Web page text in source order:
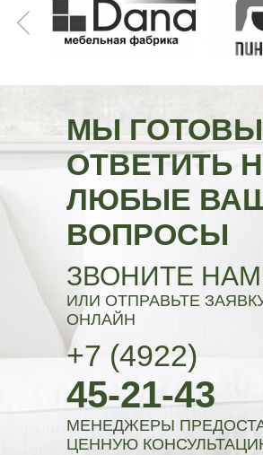
МЫ ГОТОВЫ
ОТВЕТИТЬ
ЛЮБЫЕ
ВОПРОСЫ
ЗВОНИТЕ
ИЛИ ОТПРАВЬТЕ
ОНЛАЙН
+7 (4922)
45-21-43
МЕНЕДЖЕРЫ
ЦЕННУЮ